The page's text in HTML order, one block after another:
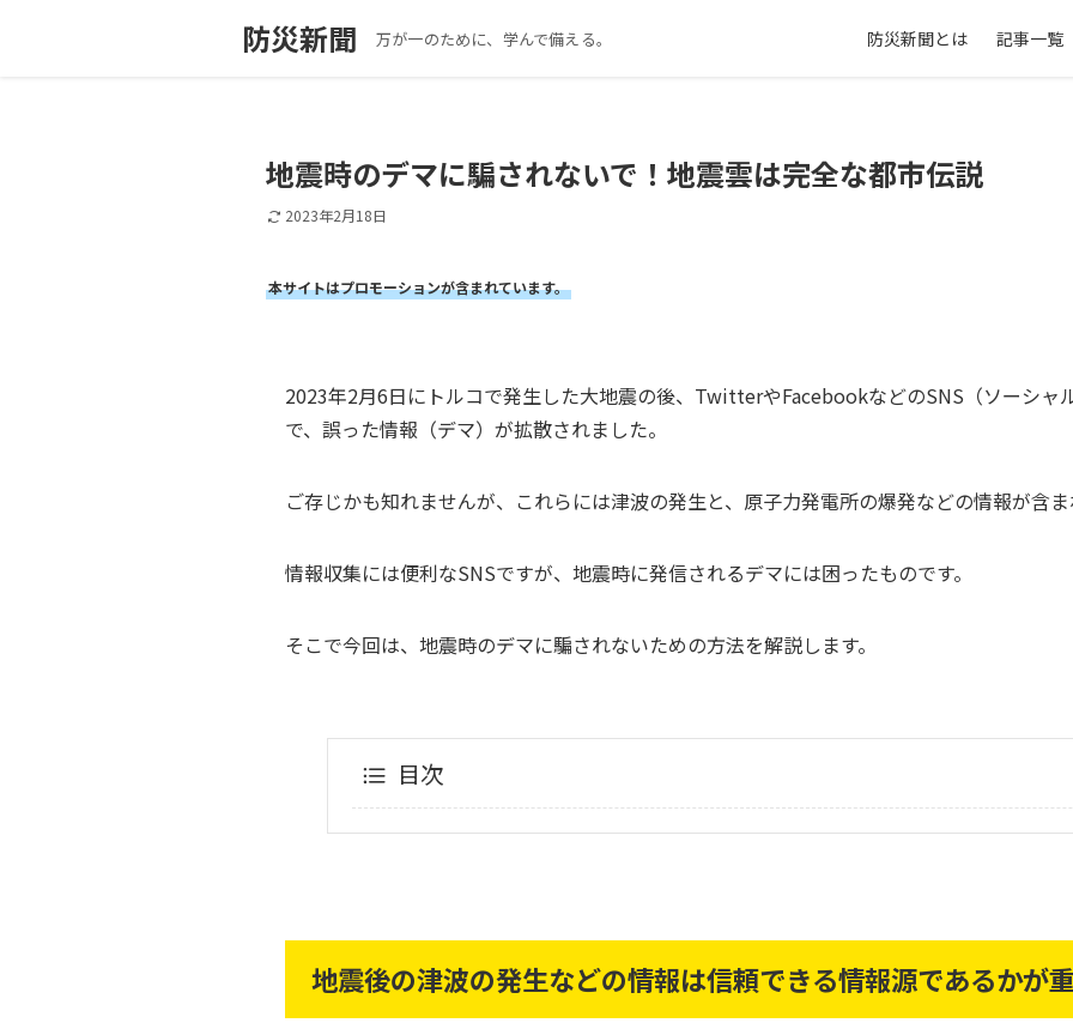
防災新聞 万が一のために、学んで備える。 防災新聞とは 記事一覧
地震時のデマに騙されないで！地震雲は完全な都市伝説
2023年2月18日
本サイトはプロモーションが含まれています。
2023年2月6日にトルコで発生した大地震の後、TwitterやFacebookなどのSNS（ソーシャ
で、誤った情報（デマ）が拡散されました。
ご存じかも知れませんが、これらには津波の発生と、原子力発電所の爆発などの情報が含
情報収集には便利なSNSですが、地震時に発信されるデマには困ったものです。
そこで今回は、地震時のデマに騙されないための方法を解説します。
目次
地震後の津波の発生などの情報は信頼できる情報源であるかが